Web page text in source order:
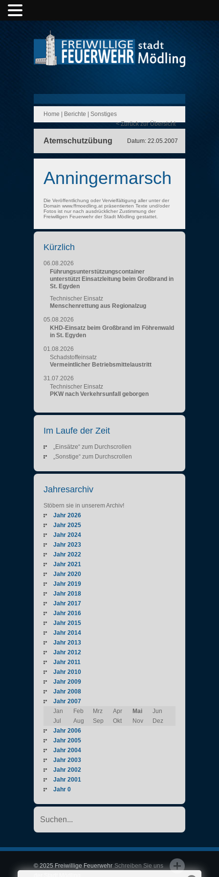
Home Berichte
Sonstiges
< Zurück zur Übersicht
Atemschutzübung Datum: 22.05.2007
Anningermarsch
Die Veröffentlichung oder Vervielfältigung aller unter der
Domain www.ffmoedling.at präsentierten Texte und/oder
Fotos ist nur nach ausdrücklicher Zustimmung der
Freiwilligen Feuerwehr der Stadt Mödling gestattet.
Kürzlich
06.08.2026
Führungsunterstützungscontainer
unterstützt Einsatzleitung beim Großbrand in
St. Egyden
Technischer Einsatz
Menschenrettung aus Regionalzug
05.08.2026
KHD-Einsatz beim Großbrand im Föhrenwald
in St. Egyden
01.08.2026
Schadstoffeinsatz
Vermeintlicher Betriebsmittelaustritt
31.07.2026
Technischer Einsatz
PKW nach Verkehrsunfall geborgen
Im Laufe der Zeit
„Einsätze“ zum Durchscrollen
„Sonstige“ zum Durchscrollen
Jahresarchiv
Stöbern sie in unserem Archiv!
Jahr 2026
Jahr 2025
Jahr 2024
Jahr 2023
Jahr 2022
Jahr 2021
Jahr 2020
Jahr 2019
Jahr 2018
Jahr 2017
Jahr 2016
Jahr 2015
Jahr 2014
Jahr 2013
Jahr 2012
Jahr 2011
Jahr 2010
Jahr 2009
Jahr 2008
Jahr 2007
Jan
Feb Mrz Apr Mai
Jun
Jul
Aug Sep Okt Nov
Dez
Jahr 2006
Jahr 2005
Jahr 2004
Jahr 2003
Jahr 2002
Jahr 2001
Jahr 0
Schreiben Sie uns
© 2025 Freiwillige Feuerwehr